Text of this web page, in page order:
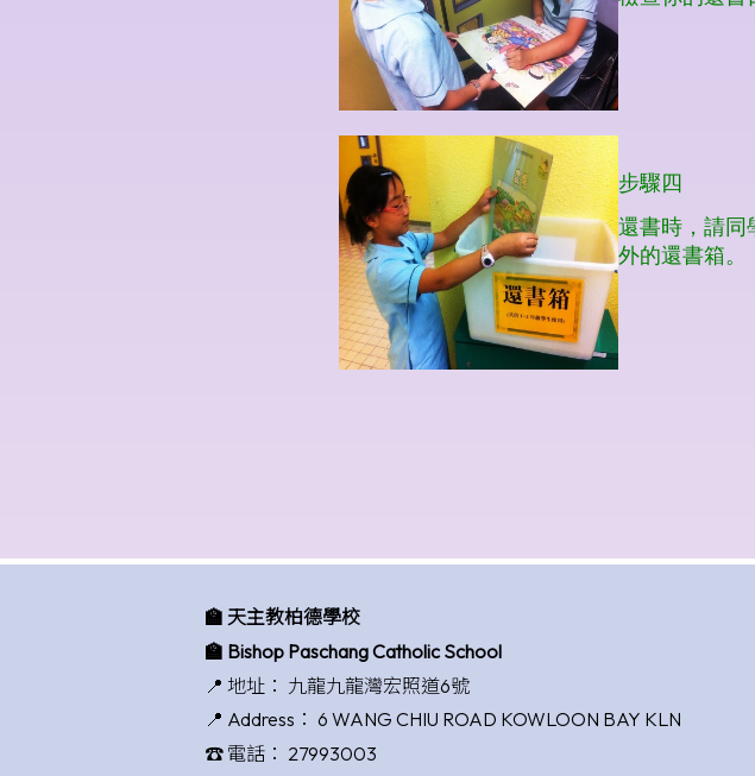
🏫 天主教柏德學校
🏫 Bishop Paschang Catholic School
📍 地址： 九龍九龍灣宏照道6號
📍 Address： 6 WANG CHIU ROAD KOWLOON BAY KLN
☎️ 電話： 27993003